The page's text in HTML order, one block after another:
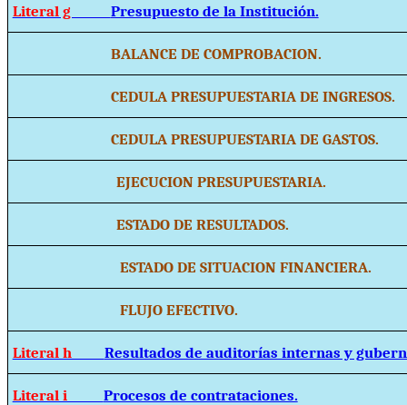
Literal g Presupuesto de la Institución.
BALANCE DE COMPROBACION.
CEDULA PRESUPUESTARIA DE INGRESOS.
CEDULA PRESUPUESTARIA DE GASTOS.
EJECUCION PRESUPUESTARIA.
ESTADO DE RESULTADOS.
ESTADO DE SITUACION FINANCIERA.
FLUJO EFECTIVO.
Literal h Resultados de auditorías internas y
Literal i Procesos de contrataciones.